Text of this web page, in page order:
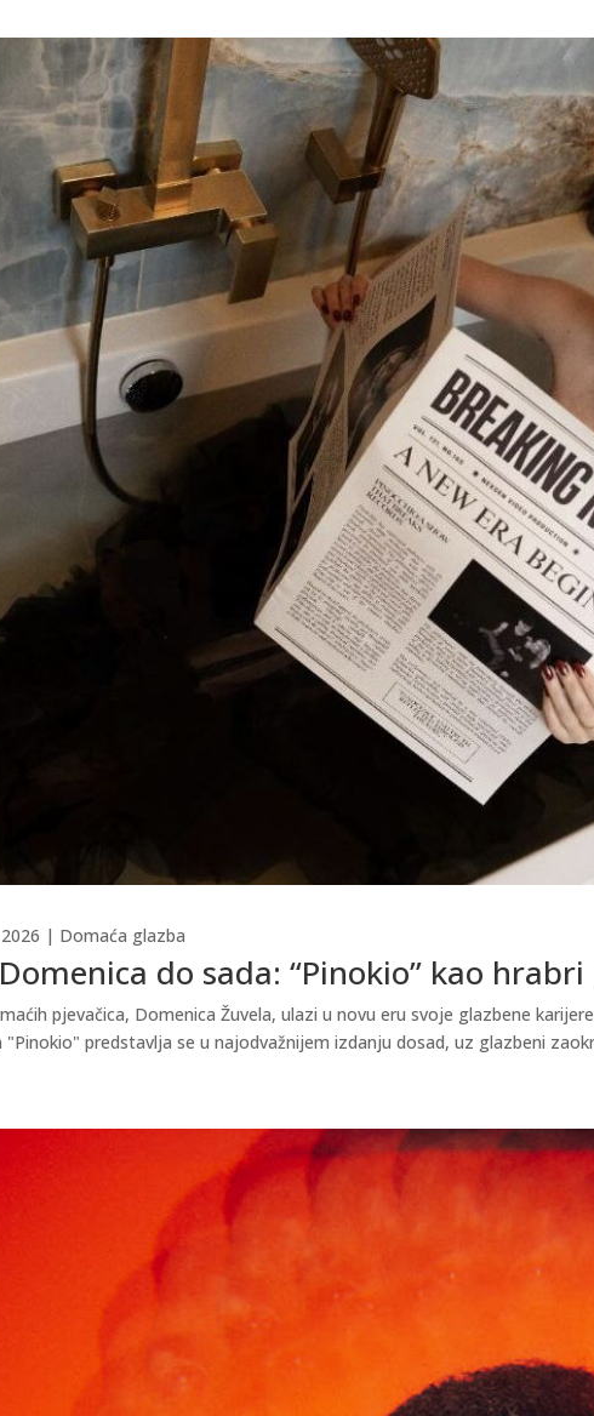
do sada: “Pinokio” kao
| Domaća glazba
pjevačica, Domenica Žuvela, ulazi u novu eru svoje glazbene
"Pinokio" predstavlja se u najodvažnijem izdanju dosad, uz glazbeni